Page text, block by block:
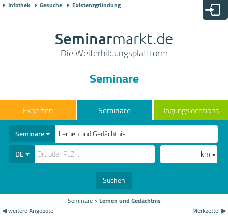
Infothek Gesuche Existenzgründung
Seminarmarkt.de
Die Weiterbildungsplattform
Seminare
Seminare Tagungslocations
Seminare
DE
km
Suchen
Seminare> Lernen und Gedächtnis
◀ weitere Angebote
Merkzettel ▶